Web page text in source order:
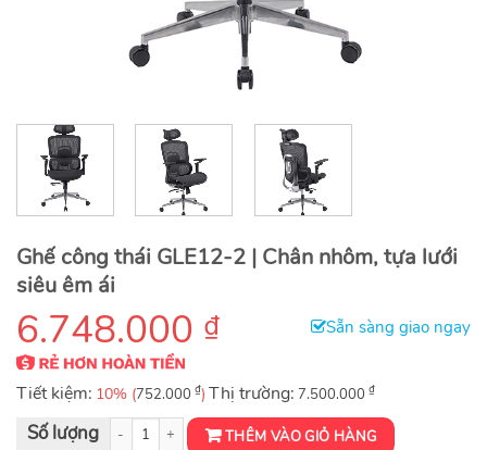
Ghế công thái GLE12-2 | Chân nhôm, tựa lưới
siêu êm ái
6.748.000 ₫ Sẵn sàng giao ngay
Tiết kiệm: 10% (752.000 ₫) Thị trường: 7.500.000 ₫
Ghế công thái GLE12-2 số lượng THÊM VÀO GIỎ HÀNG